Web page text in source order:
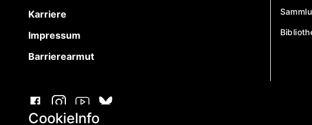
CookieInfo
Karriere
Impressum
Barrierearmut